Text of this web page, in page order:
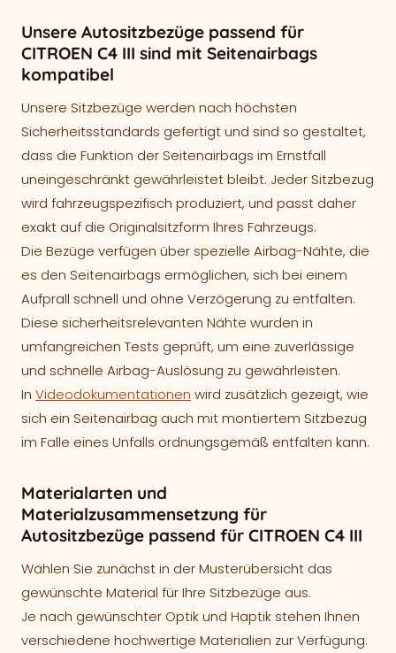
Unsere Autositzbezüge passend für
CITROEN C4 III sind mit Seitenairbags
kompatibel
Unsere Sitzbezüge werden nach höchsten
Sicherheitsstandards gefertigt und sind so gestaltet,
dass die Funktion der Seitenairbags im Ernstfall
uneingeschränkt gewährleistet bleibt. Jeder Sitzbezug
wird fahrzeugspezifisch produziert, und passt daher
exakt auf die Originalsitzform Ihres Fahrzeugs.
Die Bezüge verfügen über spezielle Airbag-Nähte, die
es den Seitenairbags ermöglichen, sich bei einem
Aufprall schnell und ohne Verzögerung zu entfalten.
Diese sicherheitsrelevanten Nähte wurden in
umfangreichen Tests geprüft, um eine zuverlässige
und schnelle Airbag-Auslösung zu gewährleisten.
In Videodokumentationen wird zusätzlich gezeigt, wie
sich ein Seitenairbag auch mit montiertem Sitzbezug
im Falle eines Unfalls ordnungsgemäß entfalten kann.
Materialarten und
Materialzusammensetzung für
Autositzbezüge passend für CITROEN C4 III
Wählen Sie zunächst in der Musterübersicht das
gewünschte Material für Ihre Sitzbezüge aus.
Je nach gewünschter Optik und Haptik stehen Ihnen
verschiedene hochwertige Materialien zur Verfügung: